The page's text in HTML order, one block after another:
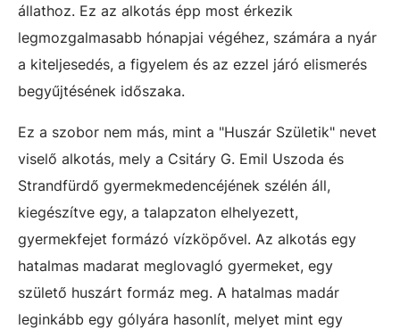
állathoz. Ez az alkotás épp most érkezik
legmozgalmasabb hónapjai végéhez, számára a nyár
a kiteljesedés, a figyelem és az ezzel járó elismerés
begyűjtésének időszaka.
Ez a szobor nem más, mint a "Huszár Születik" nevet
viselő alkotás, mely a Csitáry G. Emil Uszoda és
Strandfürdő gyermekmedencéjének szélén áll,
kiegészítve egy, a talapzaton elhelyezett,
gyermekfejet formázó vízköpővel. Az alkotás egy
hatalmas madarat meglovagló gyermeket, egy
születő huszárt formáz meg. A hatalmas madár
leginkább egy gólyára hasonlít, melyet mint egy